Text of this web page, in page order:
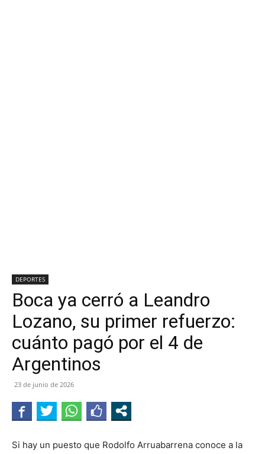
DEPORTES
Boca ya cerró a Leandro
Lozano, su primer refuerzo:
cuánto pagó por el 4 de
Argentinos
23 de junio de 2026
Si hay un puesto que Rodolfo Arruabarrena conoce a la